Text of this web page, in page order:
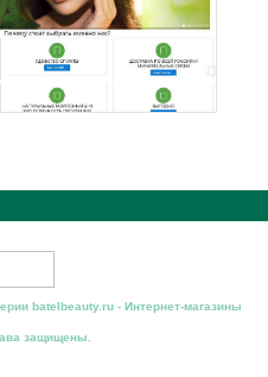
batelbeauty.ru - Интернет-магазины
защищены.